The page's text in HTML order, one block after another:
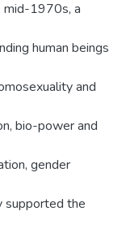
mid-1970s, a
human beings
and
bio-power and
gender
supported the